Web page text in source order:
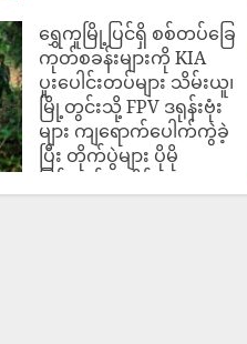
‎ရွှေကူမြို့ပြင်ရှိ စစ်တပ်ခြေ
ကုတ်စခန်းများကို KIA
ပူးပေါင်းတပ်များ သိမ်းယူ၊
မြို့တွင်းသို့ FPV ဒရုန်းဗုံး
များ ကျရောက်ပေါက်ကွဲခဲ့
ပြီး တိုက်ပွဲများ ပိုမို
ပြင်းထန်လာနိုင်